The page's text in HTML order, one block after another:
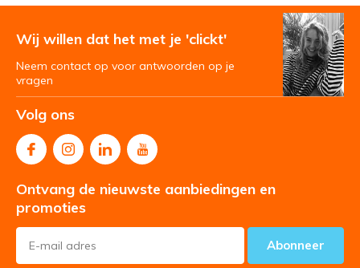
Wij willen dat het met je 'clickt'
Neem contact op voor antwoorden op je
vragen
Volg ons
Ontvang de nieuwste aanbiedingen en
promoties
Abonneer